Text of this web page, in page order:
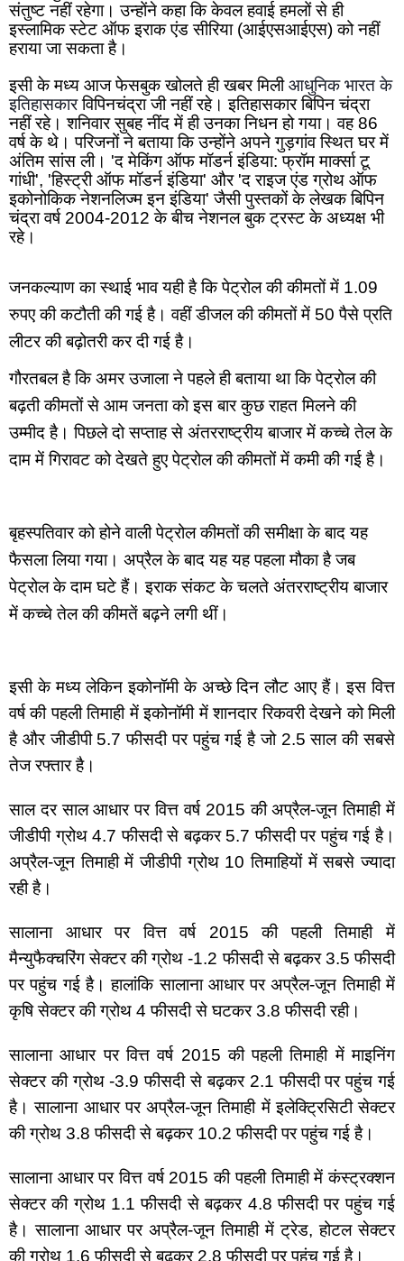
संतुष्ट नहीं रहेगा। उन्होंने कहा कि केवल हवाई हमलों से ही
इस्लामिक स्टेट ऑफ इराक एंड सीरिया (आईएसआईएस) को नहीं
हराया जा सकता है।
इसी के मध्य आज फेसबुक खोलते ही खबर मिली आधुनिक भारत के
इतिहासकार विपिनचंद्रा जी नहीं रहे। इतिहासकार बिपिन चंद्रा
नहीं रहे। शनिवार सुबह नींद में ही उनका निधन हो गया। वह 86
वर्ष के थे। परिजनों ने बताया कि उन्होंने अपने गुड़गांव स्थित घर में
अंतिम सांस ली। 'द मेकिंग ऑफ मॉडर्न इंडिया: फ्रॉम मार्क्सा टू
गांधी', 'हिस्ट्री ऑफ मॉडर्न इंडिया' और 'द राइज एंड ग्रोथ ऑफ
इकोनोकिक नेशनलिज्म इन इंडिया' जैसी पुस्तकों के लेखक बिपिन
चंद्रा वर्ष 2004-2012 के बीच नेशनल बुक ट्रस्ट के अध्यक्ष भी
रहे।
जनकल्याण का स्थाई भाव यही है कि पेट्रोल की कीमतों में 1.09
रुपए की कटौती की गई है। वहीं डीजल की कीमतों में 50 पैसे प्रति
लीटर की बढ़ोतरी कर दी गई है।
गौरतबल है कि अमर उजाला ने पहले ही बताया था कि पेट्रोल की
बढ़ती कीमतों से आम जनता को इस बार कुछ राहत मिलने की
उम्मीद है। पिछले दो सप्ताह से अंतरराष्ट्रीय बाजार में कच्चे तेल के
दाम में गिरावट को देखते हुए पेट्रोल की कीमतों में कमी की गई है।
बृहस्पतिवार को होने वाली पेट्रोल कीमतों की समीक्षा के बाद यह
फैसला लिया गया। अप्रैल के बाद यह यह पहला मौका है जब
पेट्रोल के दाम घटे हैं। इराक संकट के चलते अंतरराष्ट्रीय बाजार
में कच्चे तेल की कीमतें बढ़ने लगी थीं।
इसी के मध्य लेकिन इकोनॉमी के अच्छे दिन लौट आए हैं। इस वित्त
वर्ष की पहली तिमाही में इकोनॉमी में शानदार रिकवरी देखने को मिली
है और जीडीपी 5.7 फीसदी पर पहुंच गई है जो 2.5 साल की सबसे
तेज रफ्तार है।
साल दर साल आधार पर वित्त वर्ष 2015 की अप्रैल-जून तिमाही में
जीडीपी ग्रोथ 4.7 फीसदी से बढ़कर 5.7 फीसदी पर पहुंच गई है।
अप्रैल-जून तिमाही में जीडीपी ग्रोथ 10 तिमाहियों में सबसे ज्यादा
रही है।
सालाना आधार पर वित्त वर्ष 2015 की पहली तिमाही में
मैन्युफैक्चरिंग सेक्टर की ग्रोथ -1.2 फीसदी से बढ़कर 3.5 फीसदी
पर पहुंच गई है। हालांकि सालाना आधार पर अप्रैल-जून तिमाही में
कृषि सेक्टर की ग्रोथ 4 फीसदी से घटकर 3.8 फीसदी रही।
सालाना आधार पर वित्त वर्ष 2015 की पहली तिमाही में माइनिंग
सेक्टर की ग्रोथ -3.9 फीसदी से बढ़कर 2.1 फीसदी पर पहुंच गई
है। सालाना आधार पर अप्रैल-जून तिमाही में इलेक्ट्रिसिटी सेक्टर
की ग्रोथ 3.8 फीसदी से बढ़कर 10.2 फीसदी पर पहुंच गई है।
सालाना आधार पर वित्त वर्ष 2015 की पहली तिमाही में कंस्ट्रक्शन
सेक्टर की ग्रोथ 1.1 फीसदी से बढ़कर 4.8 फीसदी पर पहुंच गई
है। सालाना आधार पर अप्रैल-जून तिमाही में ट्रेड, होटल सेक्टर
की ग्रोथ 1.6 फीसदी से बढ़कर 2.8 फीसदी पर पहुंच गई है।